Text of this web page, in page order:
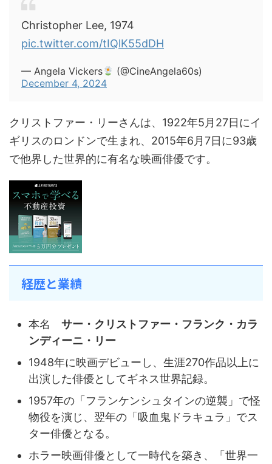
Christopher Lee, 1974
pic.twitter.com/tIQlK55dDH
— Angela Vickers
(@CineAngela60s)
December 4, 2024
クリストファー・リーさんは、1922年5月27日にイ
ギリスのロンドンで生まれ、2015年6月7日に93歳
で他界した世界的に有名な映画俳優です。
経歴と業績
本名 サー・クリストファー・フランク・カラ
ンディーニ・リー
1948年に映画デビューし、生涯270作品以上に
出演した俳優としてギネス世界記録。
1957年の「フランケンシュタインの逆襲」で怪
物役を演じ、翌年の「吸血鬼ドラキュラ」でス
ター俳優となる。
ホラー映画俳優として一時代を築き、「世界一